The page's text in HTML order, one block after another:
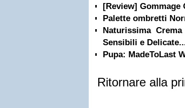
[Review] Gommage
Palette ombretti
Naturissima
Sensibili e
Pupa: MadeToLast
Ritornare alla